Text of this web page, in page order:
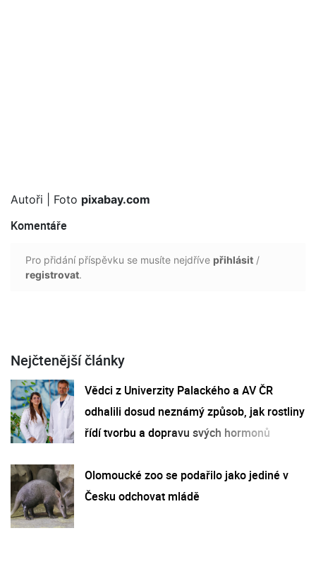
Autoři | Foto pixabay.com
Komentáře
Pro přidání příspěvku se musíte nejdříve přihlásit /
registrovat.
Nejčtenější články
Vědci z Univerzity Palackého a AV ČR
odhalili dosud neznámý způsob, jak rostliny
řídí tvorbu a dopravu svých hormonů
Olomoucké zoo se podařilo jako jediné v
Česku odchovat mládě